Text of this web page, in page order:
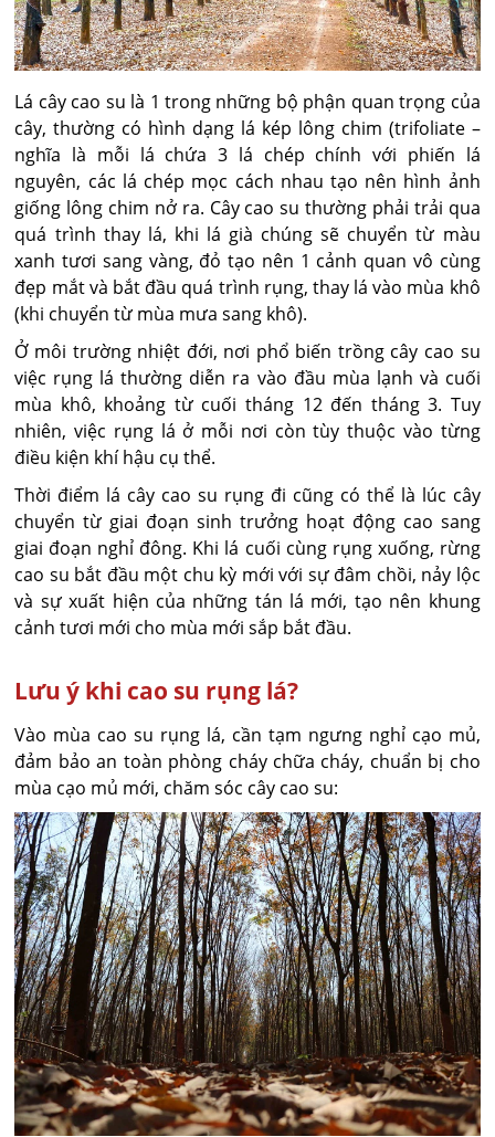
Lá cây cao su là 1 trong những bộ phận quan trọng của
cây, thường có hình dạng lá kép lông chim (trifoliate –
nghĩa là mỗi lá chứa 3 lá chép chính với phiến lá
nguyên, các lá chép mọc cách nhau tạo nên hình ảnh
giống lông chim nở ra. Cây cao su thường phải trải qua
quá trình thay lá, khi lá già chúng sẽ chuyển từ màu
xanh tươi sang vàng, đỏ tạo nên 1 cảnh quan vô cùng
đẹp mắt và bắt đầu quá trình rụng, thay lá vào mùa khô
(khi chuyển từ mùa mưa sang khô).
Ở môi trường nhiệt đới, nơi phổ biến trồng cây cao su
việc rụng lá thường diễn ra vào đầu mùa lạnh và cuối
mùa khô, khoảng từ cuối tháng 12 đến tháng 3. Tuy
nhiên, việc rụng lá ở mỗi nơi còn tùy thuộc vào từng
điều kiện khí hậu cụ thể.
Thời điểm lá cây cao su rụng đi cũng có thể là lúc cây
chuyển từ giai đoạn sinh trưởng hoạt động cao sang
giai đoạn nghỉ đông. Khi lá cuối cùng rụng xuống, rừng
cao su bắt đầu một chu kỳ mới với sự đâm chồi, nảy lộc
và sự xuất hiện của những tán lá mới, tạo nên khung
cảnh tươi mới cho mùa mới sắp bắt đầu.
Lưu ý khi cao su rụng lá?
Vào mùa cao su rụng lá, cần tạm ngưng nghỉ cạo mủ,
đảm bảo an toàn phòng cháy chữa cháy, chuẩn bị cho
mùa cạo mủ mới, chăm sóc cây cao su: